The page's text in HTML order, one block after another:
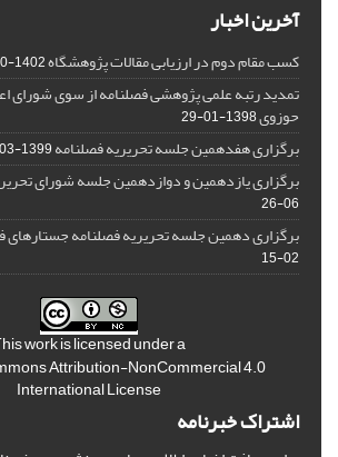
آخرین اخبار
کسب مقام دوم در ارزیابی مقالات پژوهشگاه1402-10-01
تمدید رتبه علمی پژوهشی فصلنامه از سوی شورای
حوزوی1398-01-29
برگزاری هفدهمین جلسه تحریریه فصلنامه1399-03-24
برگزاری یازدهمین و دوازدهمین جلسه شورای
06-26
برگزاری دهمین جلسه تحریریه فصلنامه جستارهای
02-15
work is licensed under a
Attribution-NonCommercial 4.0
International License
اشتراک خبرنامه